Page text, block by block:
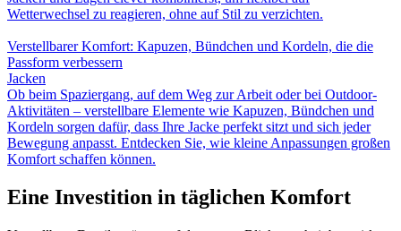
Wetterwechsel zu reagieren, ohne auf Stil zu verzichten.
Verstellbarer Komfort: Kapuzen, Bündchen und Kordeln, die die
Passform verbessern
Jacken
Ob beim Spaziergang, auf dem Weg zur Arbeit oder bei Outdoor-
Aktivitäten – verstellbare Elemente wie Kapuzen, Bündchen und
Kordeln sorgen dafür, dass Ihre Jacke perfekt sitzt und sich jeder
Bewegung anpasst. Entdecken Sie, wie kleine Anpassungen großen
Komfort schaffen können.
Eine Investition in täglichen Komfort